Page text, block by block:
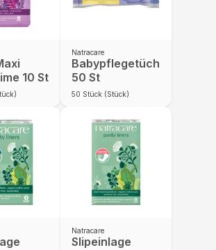
10 St
Natracare
Babypflegetücher
50 St
50 Stück (Stück)
Natracare
Slipeinlage